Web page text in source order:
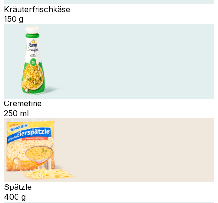
Kräuterfrischkäse
150 g
Cremefine
250 ml
Spätzle
400 g